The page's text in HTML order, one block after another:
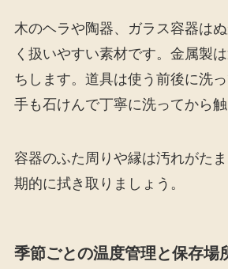
木のヘラや陶器、ガラス容器は
く扱いやすい素材です。金属製
ちします。道具は使う前後に洗っ
手も石けんで丁寧に洗ってから触
容器のふた周りや縁は汚れがた
期的に拭き取りましょう。
季節ごとの温度管理と保存場